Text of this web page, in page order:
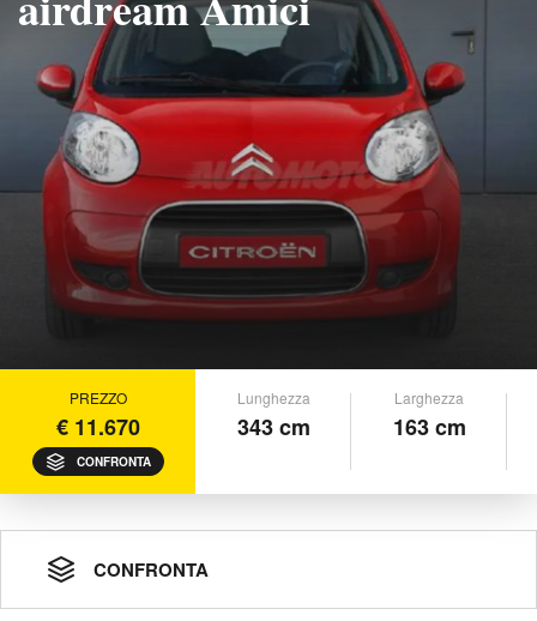
PREZZO
€ 11.670
CONFRONTA
Lunghezza
343 cm
Larghezza
163 cm
CONFRONTA